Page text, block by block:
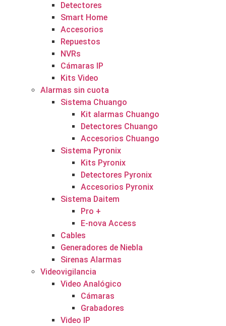
Detectores
Smart Home
Accesorios
Repuestos
NVRs
Cámaras IP
Kits Video
Alarmas sin cuota
Sistema Chuango
Kit alarmas Chuango
Detectores Chuango
Accesorios Chuango
Sistema Pyronix
Kits Pyronix
Detectores Pyronix
Accesorios Pyronix
Sistema Daitem
Pro +
E-nova Access
Cables
Generadores de Niebla
Sirenas Alarmas
Videovigilancia
Video Analógico
Cámaras
Grabadores
Video IP